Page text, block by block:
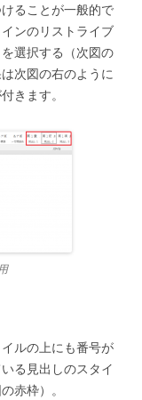
ることが一般的で
ンのリストライブ
選択する（次図の
次図の右のように
きます。
ルの上にも番号が
る見出しのスタイ
赤枠）。